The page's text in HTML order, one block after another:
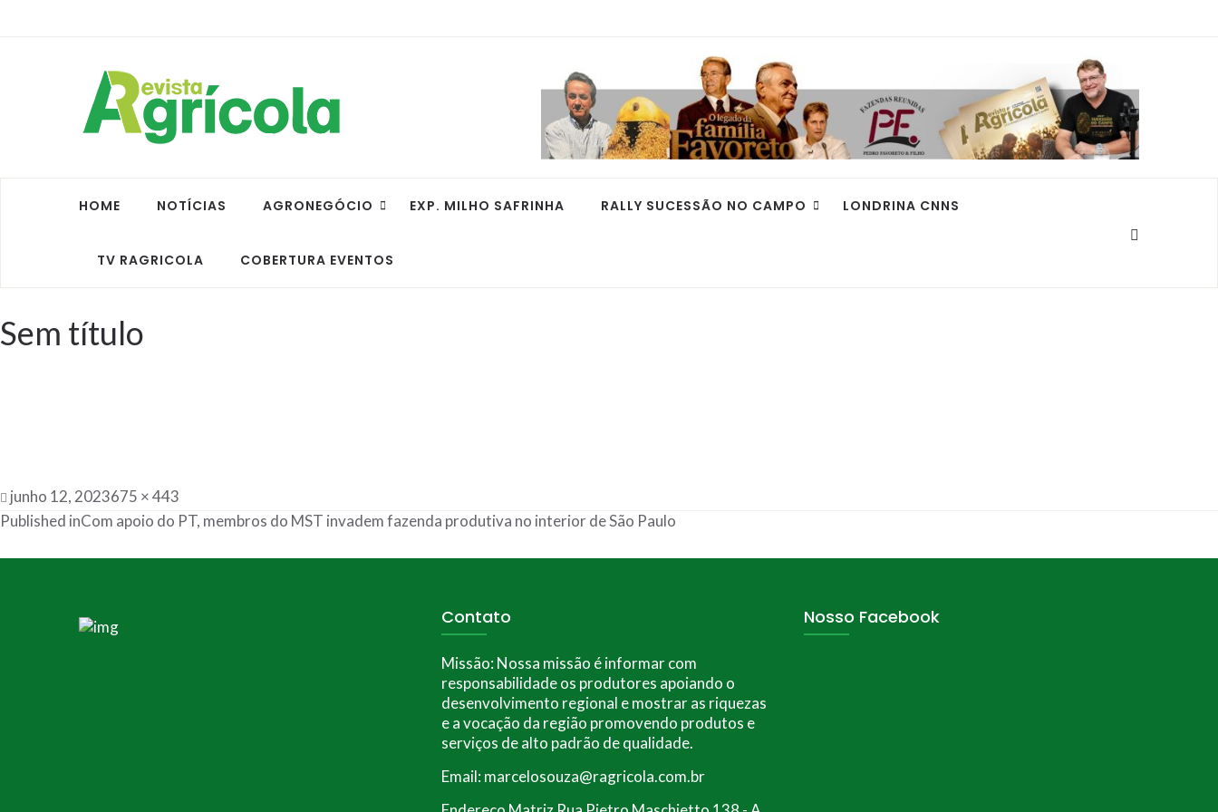
HOME NOTÍCIAS AGRONEGÓCIO EXP. MILHO SAFRINHA RALLY SUCESSÃO NO CAMPO LONDRINA CNNS
TV RAGRICOLA COBERTURA EVENTOS
Sem título
junho 12, 2023675 × 443
Published inCom apoio do PT, membros do MST invadem fazenda produtiva no interior de São Paulo
Contato
Missão:Nossa missão é informar com
responsabilidade os produtores apoiando o
desenvolvimento regional e mostrar as riquezas
e a vocação da região promovendo produtos e
serviços de alto padrão de qualidade.
Email: marcelosouza@ragricola.com.br
Nosso Facebook